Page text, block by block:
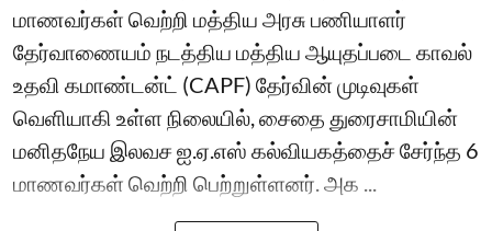
மாணவர்கள் வெற்றி மத்திய அரசு பணியாளர்
தேர்வாணையம் நடத்திய மத்திய ஆயுதப்படை காவல்
உதவி கமாண்டன்ட் (CAPF) தேர்வின் முடிவுகள்
வெளியாகி உள்ள நிலையில், சைதை துரைசாமியின்
மனிதநேய இலவச ஐ.ஏ.எஸ் கல்வியகத்தைச் சேர்ந்த 6
மாணவர்கள் வெற்றி பெற்றுள்ளனர். அக ...